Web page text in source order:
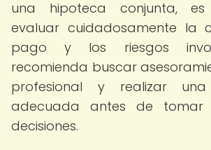
una hipoteca conjunta, es
evaluar cuidadosamente la
pago y los riesgos
recomienda buscar
profesional y realizar una
adecuada antes de
decisiones.